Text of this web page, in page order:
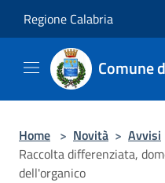
Regione Calabria
Comune
Home > Novità > Avvisi
Raccolta differenziata,
dell'organico